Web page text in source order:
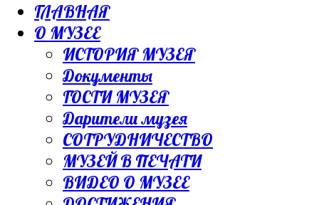
ГЛАВНАЯ
О МУЗЕЕ
ИСТОРИЯ МУЗЕЯ
Документы
ГОСТИ МУЗЕЯ
Дарители музея
СОТРУДНИЧЕСТВО
МУЗЕЙ В ПЕЧАТИ
ВИДЕО О МУЗЕЕ